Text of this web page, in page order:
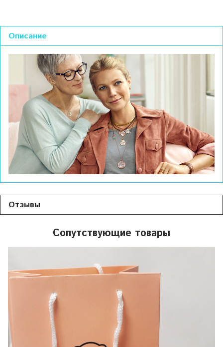
Описание
Отзывы
Сопутствующие товары